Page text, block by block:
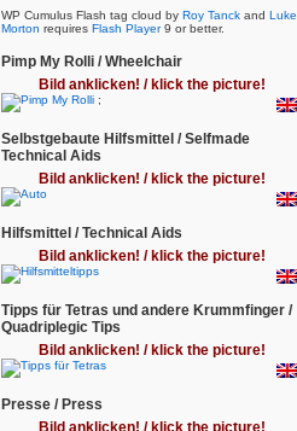
WP Cumulus Flash tag cloud by Roy Tanck and Luke
Morton requires Flash Player9 or better.
Pimp My Rolli / Wheelchair
Bild anklicken! / klick the picture!
;
Selbstgebaute Hilfsmittel / Selfmade
Technical Aids
Bild anklicken! / klick the picture!
Hilfsmittel / Technical Aids
Bild anklicken! / klick the picture!
Tipps für Tetras und andere Krummfinger /
Quadriplegic Tips
Bild anklicken! / klick the picture!
Presse / Press
Bild anklicken! / klick the picture!